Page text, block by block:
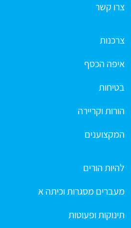
צרו קשר
צרכנות
איפה הכסף
בטיחות
הורות וקריירה
המקצוענים
להיות הורים
מעברים מסגרות וכיתה א
תינוקות ופעוטות